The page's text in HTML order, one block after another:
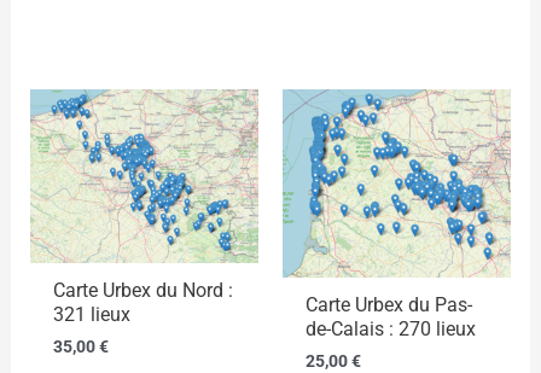
Carte Urbex du Nord :
321 lieux
35,00€
Carte Urbex du Pas-
de-Calais : 270 lieux
25,00€